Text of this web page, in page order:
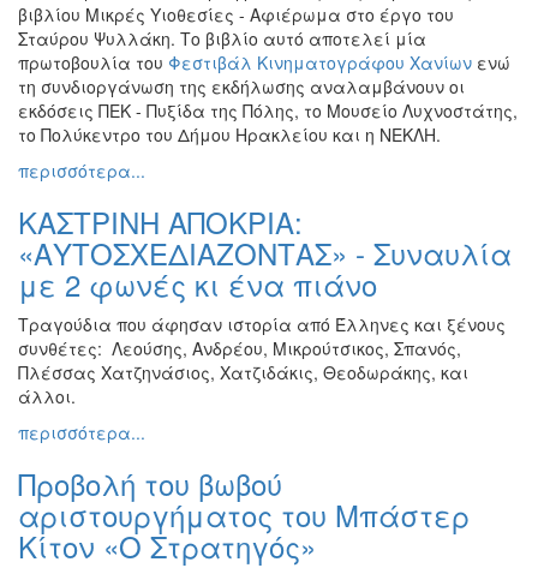
Άλλες
Εκδηλώσεις
ΤΟΠΟΣ
ΜΑΣ
ΔΗΜΟΣ
ΠΟΛΙΤΙΣΜΟΣ
ΑΝΘΕΚΤΙΚΗ
ΠΟΛΗ
βιβλίου Μικρές Υιοθεσίες - Αφιέρωμα στο έργο του
Σταύρου Ψυλλάκη. Το βιβλίο αυτό αποτελεί μία
πρωτοβουλία του Φεστιβάλ Κινηματογράφου Χανίων ενώ
τη συνδιοργάνωση της εκδήλωσης αναλαμβάνουν οι
εκδόσεις ΠΕΚ - Πυξίδα της Πόλης, το Μουσείο Λυχνοστάτης,
το Πολύκεντρο του Δήμου Ηρακλείου και η ΝΕΚΛΗ.
περισσότερα...
ΚΑΣΤΡΙΝΗ ΑΠΟΚΡΙΑ:
«ΑΥΤΟΣΧΕΔΙΑΖΟΝΤΑΣ» - Συναυλία
με 2 φωνές κι ένα πιάνο
Τραγούδια που άφησαν ιστορία από Έλληνες και ξένους
συνθέτες: Λεούσης, Ανδρέου, Μικρούτσικος, Σπανός,
Πλέσσας Χατζηνάσιος, Χατζιδάκις, Θεοδωράκης, και
άλλοι.
περισσότερα...
Προβολή του βωβού
αριστουργήματος του Μπάστερ
Κίτον «Ο Στρατηγός»